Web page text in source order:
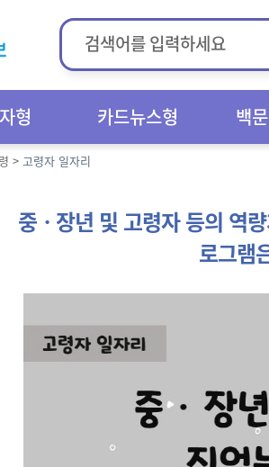
형 카드뉴스형 백
> 고령자 일자리
중ㆍ장년 및 고령자 등의 역
로그램